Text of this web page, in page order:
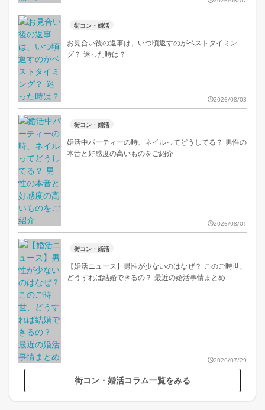
街コン・婚活
お見合い後の返事は、いつ頃返すのがベストタイミン
グ？ 迷った時は？
2026/08/03
街コン・婚活
婚活中パーティーの時、ネイルってどうしてる？ 男性の
本音と好感度の高いものをご紹介
2026/08/01
街コン・婚活
【婚活ニュース】男性が少ないのはなぜ？ このご時世、
どうすれば結婚できるの？ 最近の婚活事情まとめ
2026/07/29
街コン・婚活コラム一覧をみる